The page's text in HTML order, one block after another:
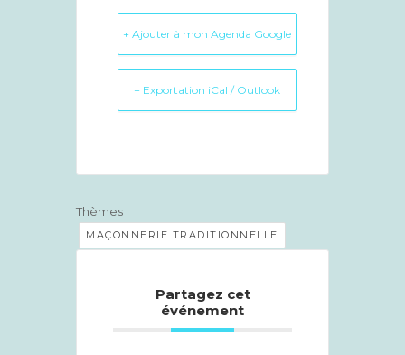
+ Ajouter à mon Agenda Google
+ Exportation iCal / Outlook
Thèmes :
MAÇONNERIE TRADITIONNELLE
Partagez cet
événement